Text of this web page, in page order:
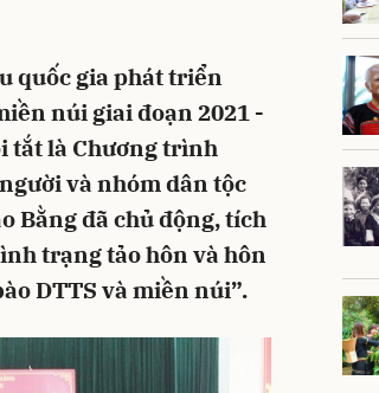
quốc gia phát triển
núi giai đoạn 2021 -
tắt là Chương trình
và nhóm dân tộc
Bằng đã chủ động, tích
trạng tảo hôn và hôn
DTTS và miền núi”.